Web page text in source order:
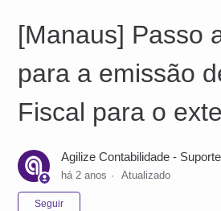
[Manaus] Passo
para a emissão
Fiscal para o
Agilize Contabilidade - Suporte
há 2 anos Atualizado
Seguir